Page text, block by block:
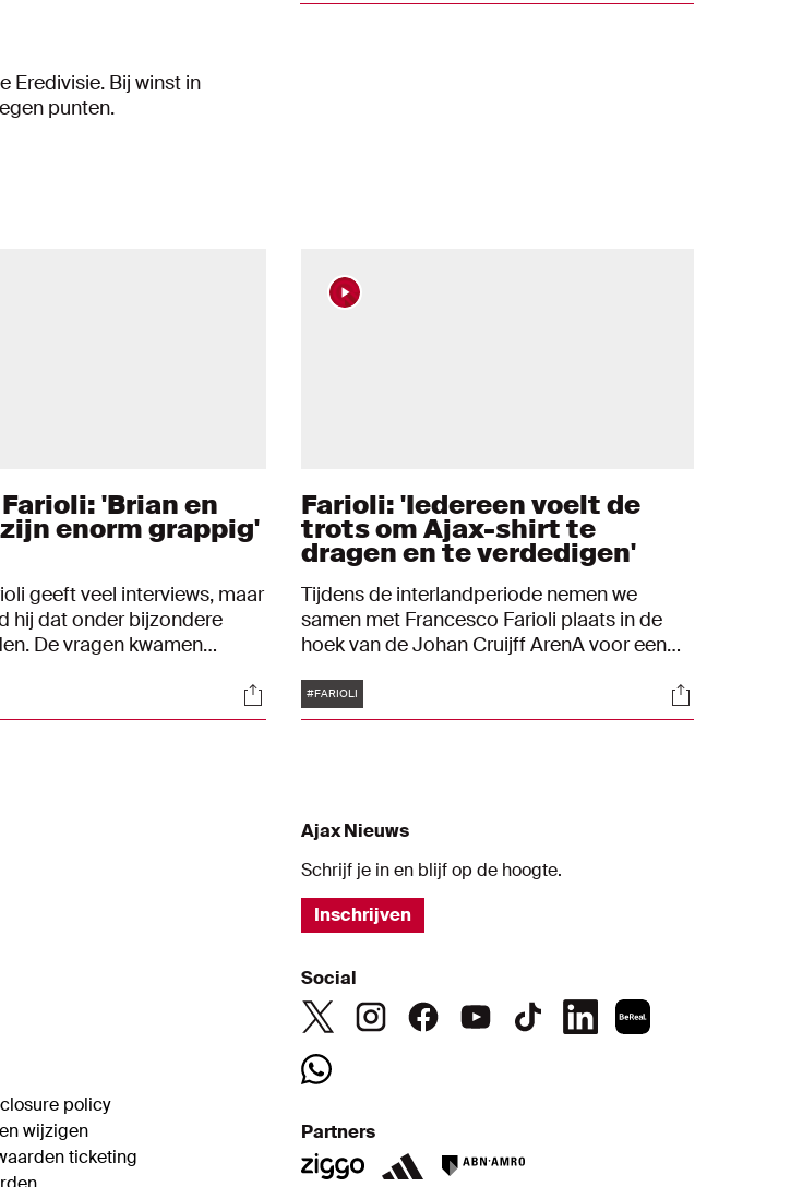
Eredivisie. Bij winst in
punten.
'Brian en
enorm grappig'
geeft veel interviews, maar
hij dat onder bijzondere
De vragen kwamen
maar bijvoorbeeld ook
En stel dat hij moet
Socials
Farioli: 'Iedereen voelt de
trots om Ajax-shirt te
dragen en te verdedigen'
Tijdens de interlandperiode nemen we
samen met Francesco Farioli plaats in de
hoek van de Johan Cruijff ArenA voor een
blok waarin veel gebeurde en de periode die
komen gaat. "De wedstrijd in Amsterdam
Tags
#FARIOLI Socials
policy
wijzigen
ticketing
Ajax Nieuws
Schrijf je in en blijf op de hoogte.
Inschrijven
Social
Partners